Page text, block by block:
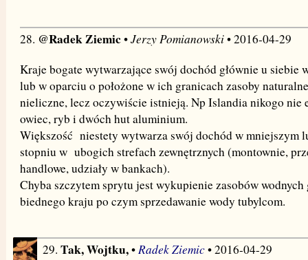
28. @Radek Ziemic•Jerzy Pomianowski• 2016-04-29
Kraje bogate wytwarzające swój dochód głównie u siebie
lub w oparciu o położone w ich granicach zasoby
nieliczne, lecz oczywiście istnieją. Np Islandia nikogo nie
owiec, ryb i dwóch hut aluminium.
Większość niestety wytwarza swój dochód w mniejszym
stopniu w ubogich strefach zewnętrznych (montownie,
handlowe, udziały w bankach).
Chyba szczytem sprytu jest wykupienie zasobów wodnych
biednego kraju po czym sprzedawanie wody tubylcom.
29. Tak, Wojtku,•Radek Ziemic• 2016-04-29